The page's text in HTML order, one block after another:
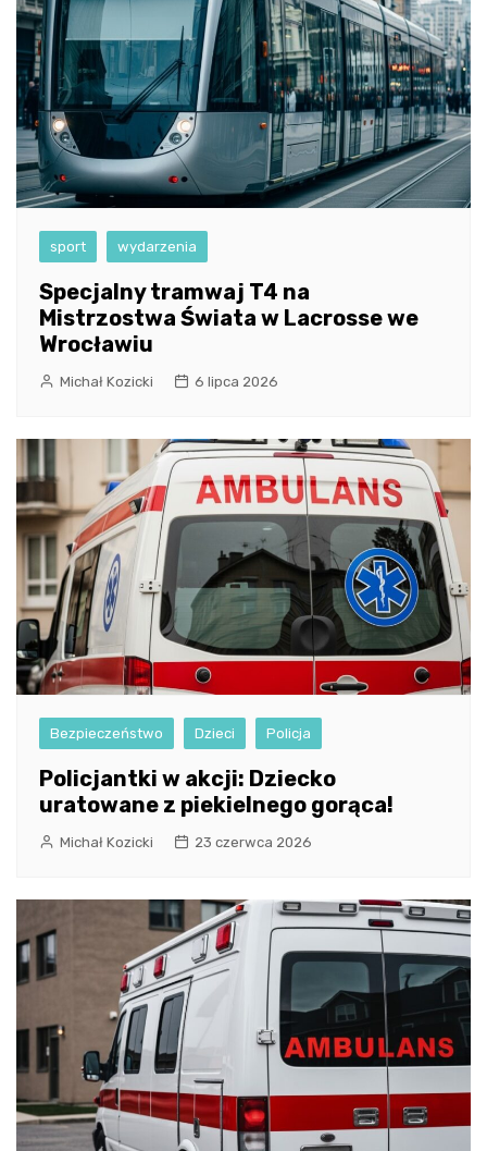
sport wydarzenia
Specjalny tramwaj T4 na
Mistrzostwa Świata w Lacrosse we
Wrocławiu
Michał Kozicki 6 lipca 2026
Bezpieczeństwo Dzieci Policja
Policjantki w akcji: Dziecko
uratowane z piekielnego gorąca!
Michał Kozicki 23 czerwca 2026